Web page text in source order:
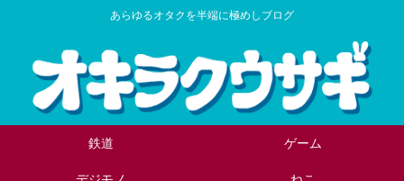
あらゆるオタクを半端に極めしブログ
鉄道 ゲーム